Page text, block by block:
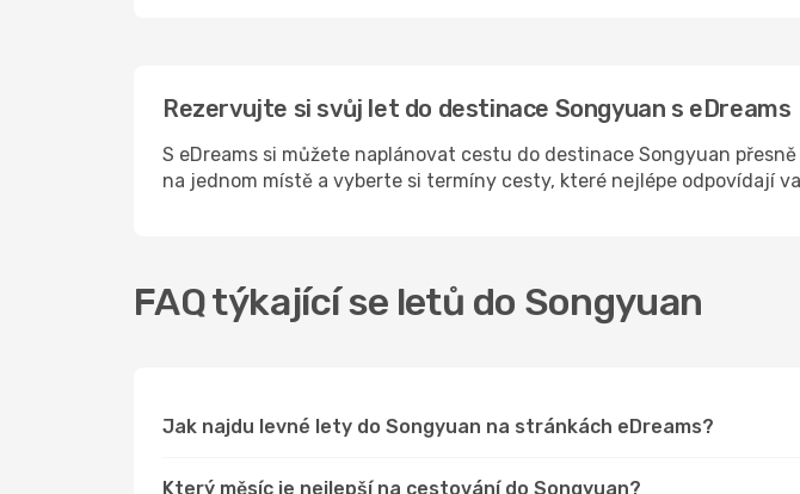
Rezervujte si svůj let do destinace Songyuan s eDreams
S eDreams si můžete naplánovat cestu do destinace Songyuan
na jednom místě a vyberte si termíny cesty, které nejlépe odpovídají
FAQ týkající se letů do Songyuan
Jak najdu levné lety do Songyuan na stránkách eDreams?
Který měsíc je nejlepší na cestování do Songyuan?